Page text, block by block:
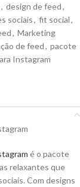
, design de feed,
sociais, fit social,
, Marketing
de feed, pacote
Instagram
é o pacote
relaxantes que
Com designs